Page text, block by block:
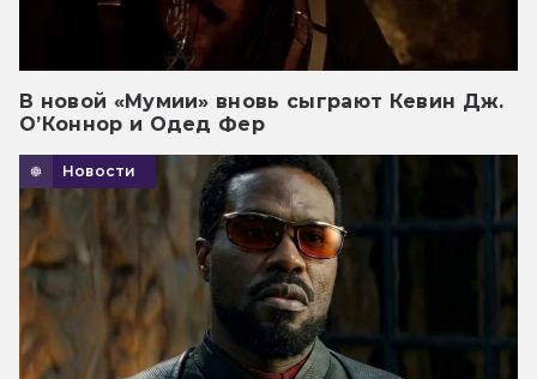
В новой «Мумии» вновь сыграют Кевин Дж.
О’Коннор и Одед Фер
Новости